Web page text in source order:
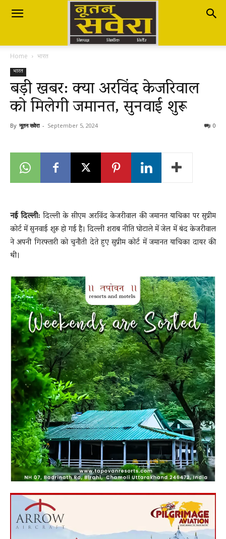
Nutan
Savera
नूतन
Breaking
LIVE
Home भारत
भारत
बड़ी खबर: क्या अरविंद केजरिवाल
को मिलेगी जमानत, सुनवाई शुरू
By नूतन सवेरा - September 5, 2024 0
नई दिल्ली: दिल्ली के सीएम अरविंद केजरीवाल की जमानत याचिका पर सुप्रीम
कोर्ट में सुनवाई शुरू हो गई है। दिल्ली शराब नीति घोटाले में जेल में बंद केजरीवाल
ने अपनी गिरफ्तारी को चुनौती देते हुए सुप्रीम कोर्ट में जमानत याचिका दायर की
थी।